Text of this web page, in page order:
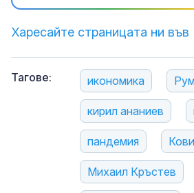
Харесайте страницата ни във
Тагове: икономика
кирил ананиев
пандемия
Михаил Кръстев